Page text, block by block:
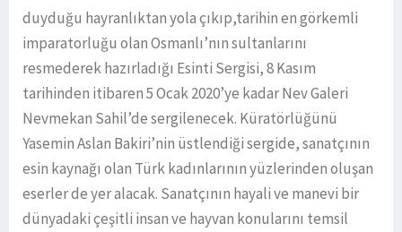
duyduğu hayranlıktan yola çıkıp,tarihin en görkemli
imparatorluğu olan Osmanlı’nın sultanlarını
resmederek hazırladığı Esinti Sergisi, 8 Kasım
tarihinden itibaren 5 Ocak 2020’ye kadar Nev Galeri
Nevmekan Sahil’de sergilenecek. Küratörlüğünü
Yasemin Aslan Bakiri’nin üstlendiği sergide, sanatçının
esin kaynağı olan Türk kadınlarının yüzlerinden oluşan
eserler de yer alacak. Sanatçının hayali ve manevi bir
dünyadaki çeşitli insan ve hayvan konularını temsil